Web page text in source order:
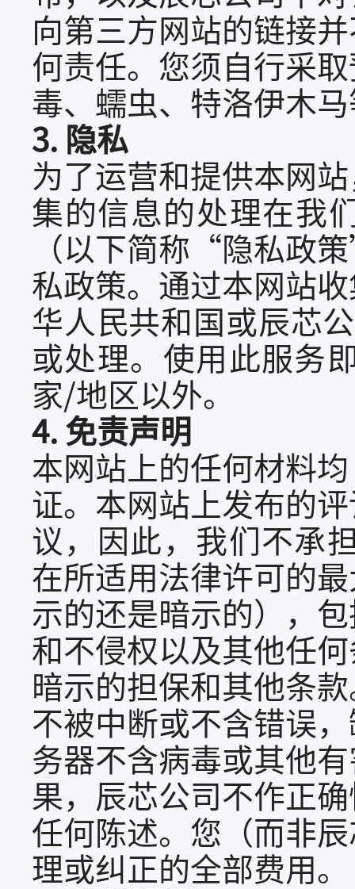
向第三方网站的链接
何责任。您须自行采
毒、蠕虫、特洛伊木
3. 隐私
为了运营和提供本网
集的信息的处理在我
（以下简称“隐私政
私政策。通过本网站
华人民共和国或辰芯
或处理。使用此服务
家/地区以外。
4. 免责声明
本网站上的任何材料
证。本网站上发布的
议，因此，我们不承
在所适用法律许可的
示的还是暗示的），
和不侵权以及其他任
暗示的担保和其他条
不被中断或不含错误
务器不含病毒或其他
果，辰芯公司不作正
任何陈述。您（而非
理或纠正的全部费用。